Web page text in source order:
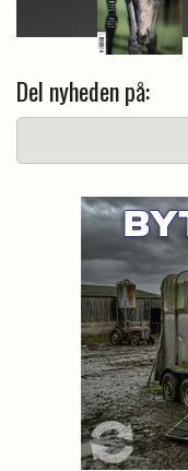
Del nyheden på: